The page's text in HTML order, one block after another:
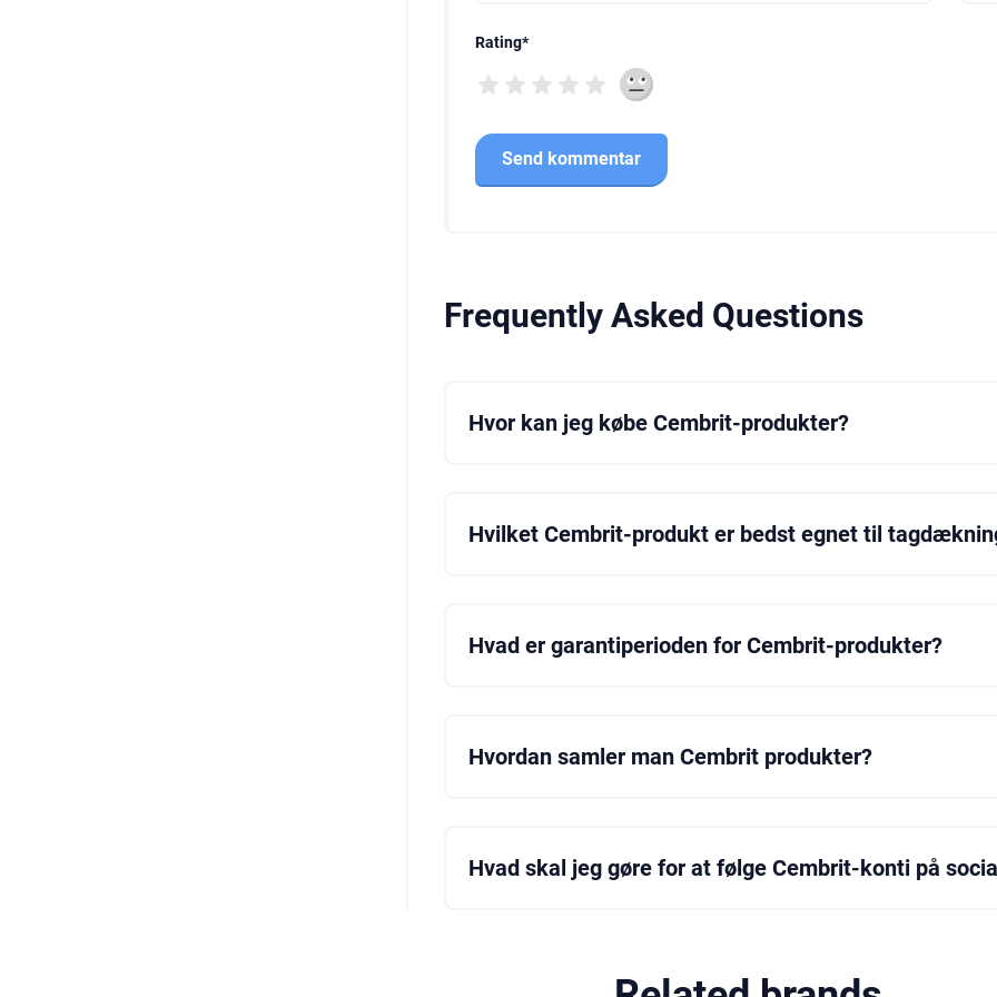
Rating*
Frequently Asked Questions
Hvor kan jeg købe Cembrit-produkter?
Hvilket Cembrit-produkt er bedst egnet til
Hvad er garantiperioden for Cembrit-produkter?
Hvordan samler man Cembrit produkter?
Hvad skal jeg gøre for at følge Cembrit-konti på